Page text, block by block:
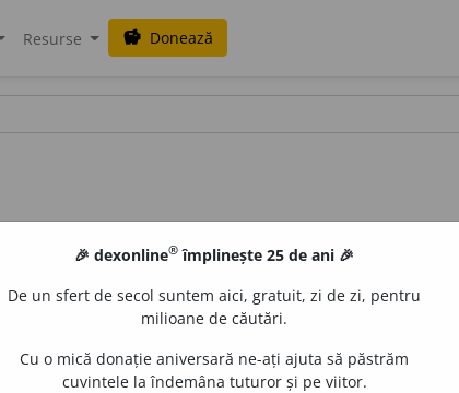
Resurse savings Donează
🎉 dexonline® împlinește 25 de ani 🎉
De un sfert de secol suntem aici, gratuit, zi de zi, pentru
milioane de căutări.
Cu o mică donație aniversară ne-ați ajuta să păstrăm
cuvintele la îndemâna tuturor și pe viitor.